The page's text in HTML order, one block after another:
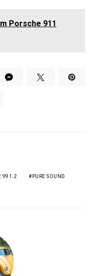
Porsche 911
991.2 PURE SOUND